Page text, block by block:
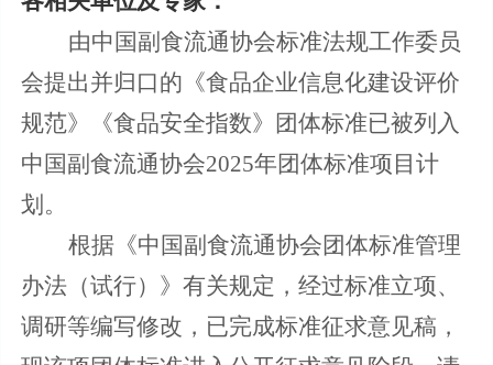
由中国副食流通协会标准法规工作委员
会提出并归口的 《食品企业信息化建设评价
规范》《食品安全指数》
团体标准已被列入
中国副食流通协会2025年团体标准项目计
划。
根据《中国副食流通协会团体标准管理
办法（试行）》有关规定，经过标准立项、
调研等编写修改，已完成标准征求意见稿，